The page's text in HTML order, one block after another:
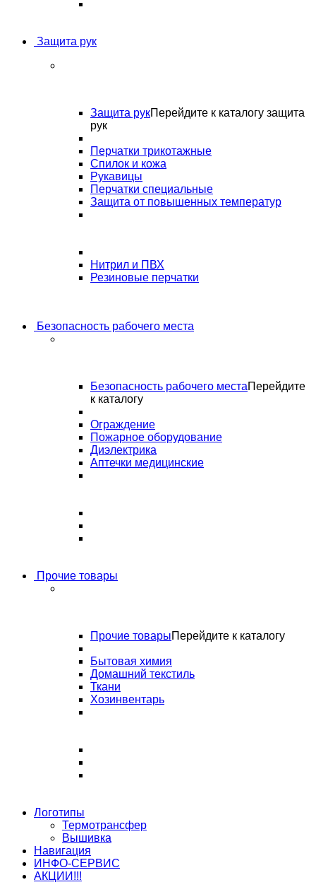
Защита рук
Защита рукПерейдите к каталогу защита
рук
Перчатки трикотажные
Спилок и кожа
Рукавицы
Перчатки специальные
Защита от повышенных температур
Нитрил и ПВХ
Резиновые перчатки
Безопасность рабочего места
Безопасность рабочего местаПерейдите
к каталогу
Ограждение
Пожарное оборудование
Диэлектрика
Аптечки медицинские
Прочие товары
Прочие товарыПерейдите к каталогу
Бытовая химия
Домашний текстиль
Ткани
Хозинвентарь
Логотипы
Термотрансфер
Вышивка
Навигация
ИНФО-СЕРВИС
АКЦИИ!!!